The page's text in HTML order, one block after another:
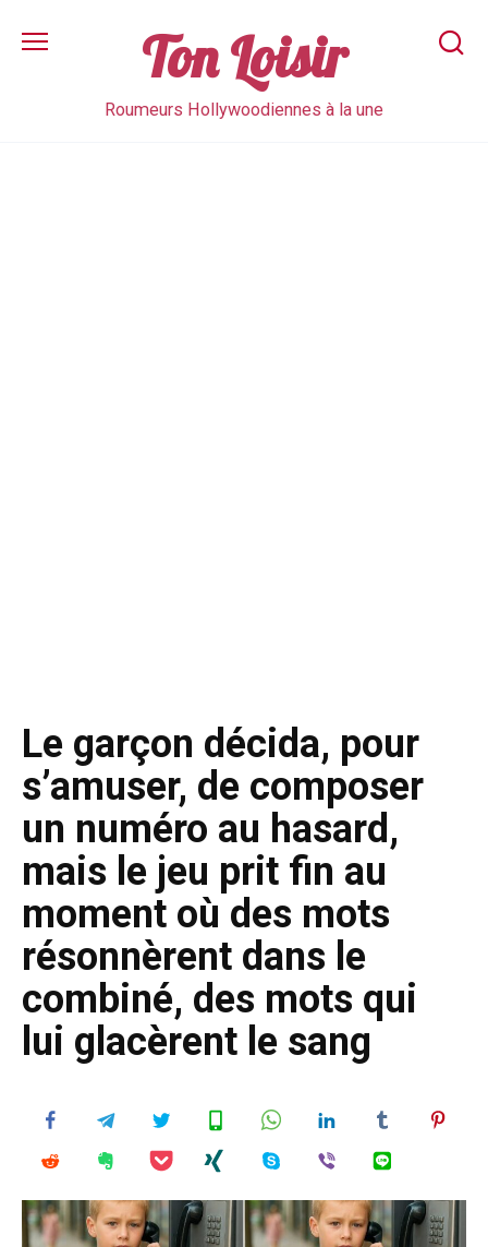
content
Ton Loisir
Roumeurs Hollywoodiennes à la une
Le garçon décida, pour
s’amuser, de composer
un numéro au hasard,
mais le jeu prit fin au
moment où des mots
résonnèrent dans le
combiné, des mots qui
lui glacèrent le sang